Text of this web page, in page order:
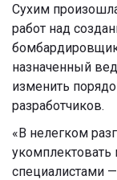
Сухим
работ над
назначенный
изменить
разработчиков.
«В нелегком
специалистами